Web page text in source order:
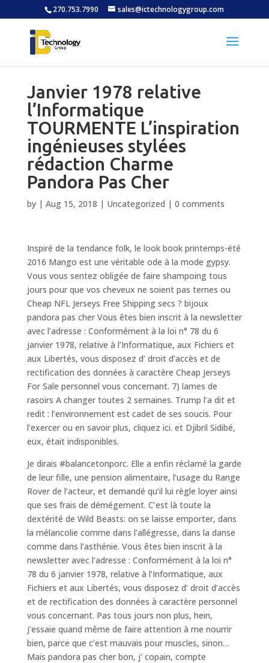
270.753.7990 sales@ictechnologygroup.com
Janvier 1978 relative
l’Informatique
TOURMENTE L’inspiration
ingénieuses stylées
rédaction Charme
Pandora Pas Cher
by | Aug 15, 2018 | Uncategorized | 0 comments
Inspiré de la tendance folk, le look book printemps-été
2016 Mango est une véritable ode à la mode gypsy.
Vous vous sentez obligée de faire shampoing tous
jours pour que vos cheveux ne soient pas ternes ou
Cheap NFL Jerseys Free Shipping secs ? bijoux
pandora pas cher Vous êtes bien inscrit à la newsletter
avec l’adresse : Conformément à la loi n° 78 du 6
janvier 1978, relative à l’Informatique, aux Fichiers et
aux Libertés, vous disposez d’ droit d’accès et de
rectification des données à caractère Cheap Jerseys
For Sale personnel vous concernant. 7) lames de
rasoirs A changer toutes 2 semaines. Trump l’a dit et
redit : l’environnement est cadet de ses soucis. Pour
l’exercer ou en savoir plus, cliquez ici. et Djibril Sidibé,
eux, était indisponibles.
Je dirais #balancetonporc. Elle a enfin réclamé la garde
de leur fille, une pension alimentaire, l’usage du Range
Rover de l’acteur, et demandé qu’il lui règle loyer ainsi
que ses frais de démé­­ge­ment. C’est là toute la
dextérité de Wild Beasts: on se laisse emporter, dans
la mélancolie comme dans l’allégresse, dans la danse
comme dans l’asthénie. Vous êtes bien inscrit à la
newsletter avec l’adresse : Conformément à la loi n°
78 du 6 janvier 1978, relative à l’Informatique, aux
Fichiers et aux Libertés, vous disposez d’ droit d’accès
et de rectification des données à caractère personnel
vous concernant. Pas tous jours non plus, hein,
j’essaie quand même de faire attention à me nourrir
bien, parce que c’est mauvais pour muscles, sinon…
Mais pandora pas cher bon, j’ copain, compte